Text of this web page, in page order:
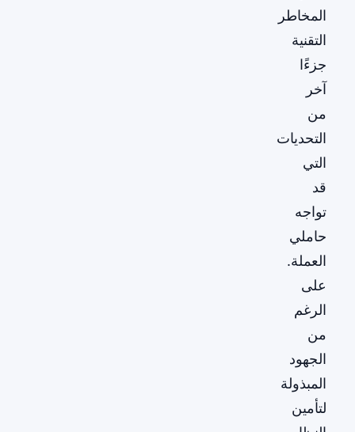
المخاطر
التقنية
جزءًا
آخر
من
التحديات
التي
قد
تواجه
حاملي
العملة.
على
الرغم
من
الجهود
المبذولة
لتأمين